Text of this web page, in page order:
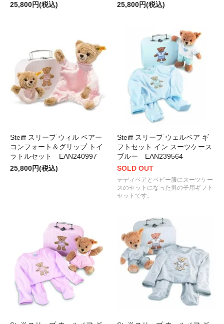
25,800円(税込)
25,800円(税込)
Steiff スリープ ウィル ベアー
コンフォート＆グリップ トイ
ラトルセット EAN240997
25,800円(税込)
Steiff スリープ ウェルベア ギ
フトセット イン スーツケース
ブルー EAN239564
SOLD OUT
テディベアとベビー服にスーツケー
スのセットになった男の子用ギフト
セットです。